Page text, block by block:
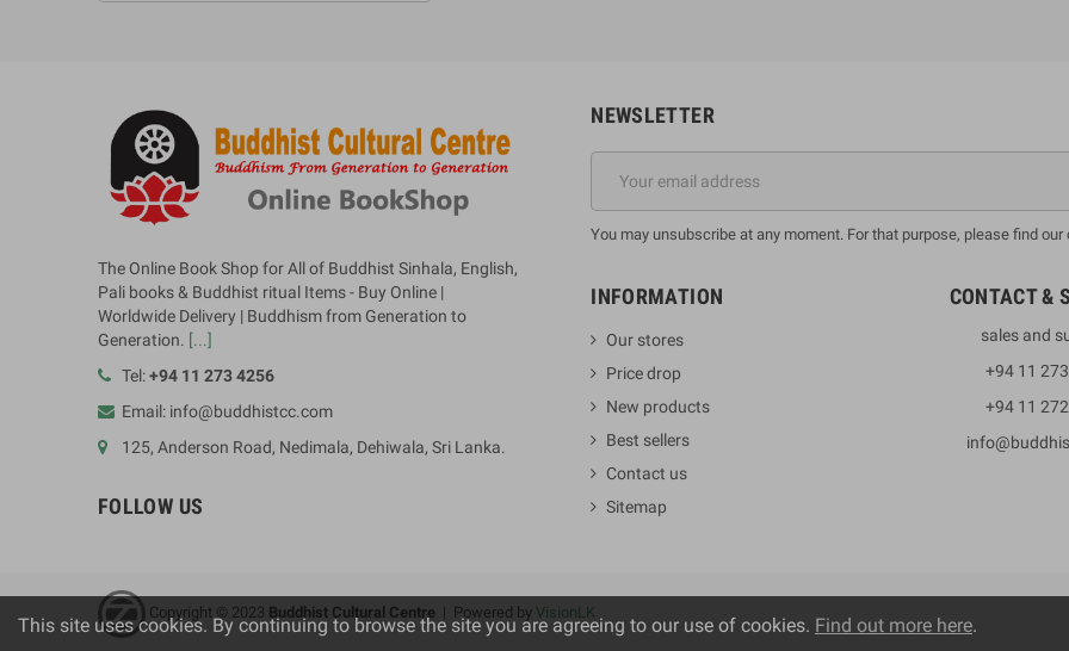
The Online Book Shop for All of Buddhist Sinhala, English,
Pali books & Buddhist ritual Items - Buy Online |
Worldwide Delivery | Buddhism from Generation to
Generation. [...]
Tel:+94 11 273 4256
Email: info@buddhistcc.com
125, Anderson Road, Nedimala, Dehiwala, Sri Lanka.
FOLLOW US
NEWSLETTER
You may unsubscribe at any moment. For that purpose, please find
INFORMATION
Our stores
Price drop
New products
Best sellers
Contact us
Sitemap
CONTACT &
sales and
+94 11
+94 11
Copyright © 2023 Buddhist Cultural Centre | Powered by VisionLK
This site uses cookies. By continuing to browse the site you are agreeing to our use of cookies. Find out more here.